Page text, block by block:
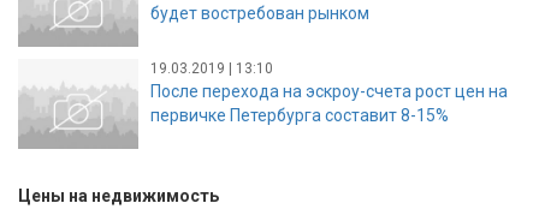
будет востребован рынком
19.03.2019 | 13:10
После перехода на эскроу-счета рост цен на
первичке Петербурга составит 8-15%
Цены на недвижимость